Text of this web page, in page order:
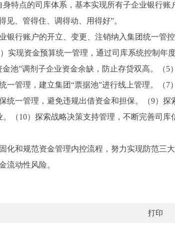
特点的司库体系，基本实现所有子企业银行账
、管得住、调得动、用得好”。
银行账户的开立、变更、注销纳入集团统一管
实现资金预算统一管理，通过司库系统控制年
池”调剂子企业资金余缺，防止存贷双高。（5
管理，建立集团“票据池”进行线上管理。（7
统一管理，避免违规出借资金和担保。（9）探
（10）探索战略决策支持管理，不断完善司库
和规范资金管理内控流程，努力实现防范三大
流动性风险。
打印